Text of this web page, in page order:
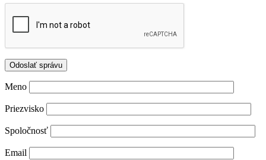
Meno
Priezvisko
Spoločnosť
Email